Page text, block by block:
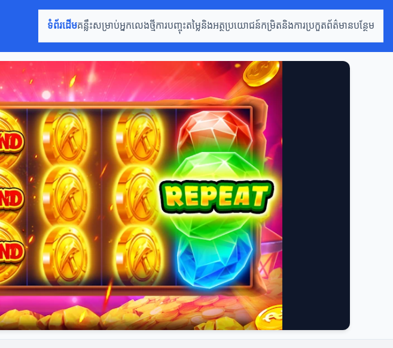
ទំព័រដើមគន្លឹះសម្រាប់អ្នកលេងថ្មីការបញ្ចុះតម្លៃនិងអត្ថប្រយោជន៍កម្រិតនិងការប្រកួតព័ត៌មានបន្ថែម